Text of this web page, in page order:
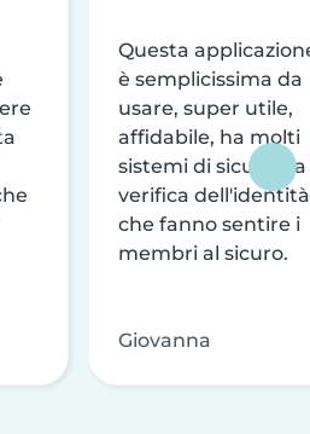
Questa
è semplicissima da
usare, super utile,
affidabile, ha molti
sistemi di sicurezza
verifica dell'identità
che fanno sentire i
membri al sicuro.
Giovanna